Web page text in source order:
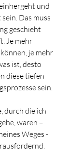
und
Das muss
geschieht
Je mehr
je mehr
ist, desto
diese tiefen
sein.
durch die ich
waren –
Weges -